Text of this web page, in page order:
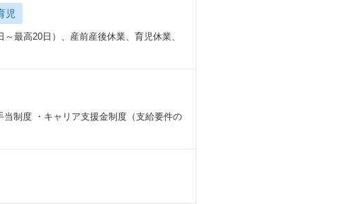
ます。
換が可能です。
児
最高20日）、産前産後休業、育児休業、
制度 ・キャリア支援金制度（支給要件の